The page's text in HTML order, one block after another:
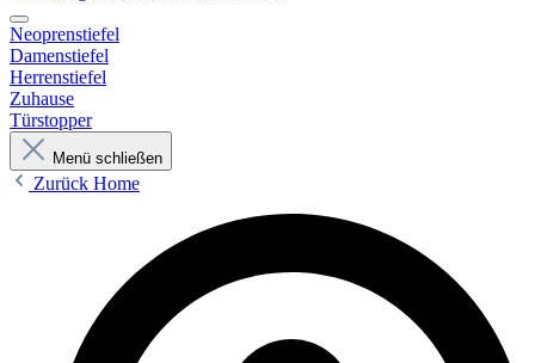
Neoprenstiefel
Damenstiefel
Herrenstiefel
Zuhause
Türstopper
Menü schließen
Zurück Home